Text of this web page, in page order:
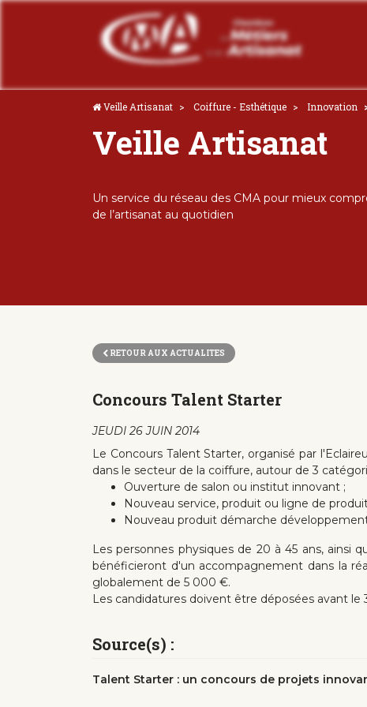
Veille Artisanat Coiffure - Esthétique Innovation
Veille Artisanat
Un service du réseau des CMA pour mieux
de l’artisanat au quotidien
RETOUR AUX ACTUALITES
Concours Talent Starter
JEUDI 26 JUIN 2014
Le Concours Talent Starter, organisé par
dans le secteur de la coiffure, autour de 3
Ouverture de salon ou institut innovant ;
Nouveau service, produit ou ligne de
Nouveau produit démarche
Les personnes physiques de 20 à 45 ans,
bénéficieront d'un accompagnement dans la
globalement de 5 000 €.
Les candidatures doivent être déposées avant le
Source(s) :
Talent Starter : un concours de projets